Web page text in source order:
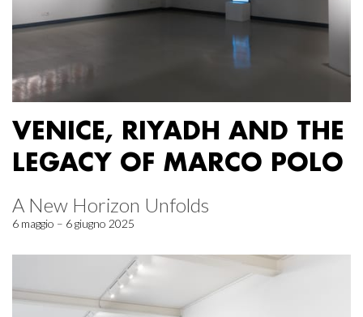
VENICE, RIYADH AND THE
LEGACY OF MARCO POLO
A New Horizon Unfolds
6 maggio – 6 giugno 2025